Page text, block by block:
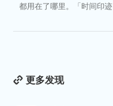
都用在了哪里。「时间印迹
更多发现